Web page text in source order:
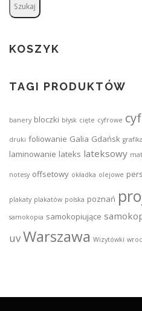
Szukaj
KOSZYK
TAGI PRODUKTÓW
banery bloczki błysk cięte cyfrowe
druki foliowanie Galia Gdańsk grafika
laminowanie lateks lateksowy mat
notesy offsetowy okładka olejowe
plakaty plakatów polska poznań
samokopia samokopiujące
uvWarszawa Wizytówki